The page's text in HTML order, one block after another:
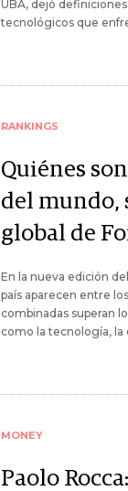
UBA, dejó
tecnológicos que
RANKINGS
Quiénes
del mundo,
global de
En la nueva edición
país aparecen entre
combinadas superan
como la tecnología, la
MONEY
Paolo